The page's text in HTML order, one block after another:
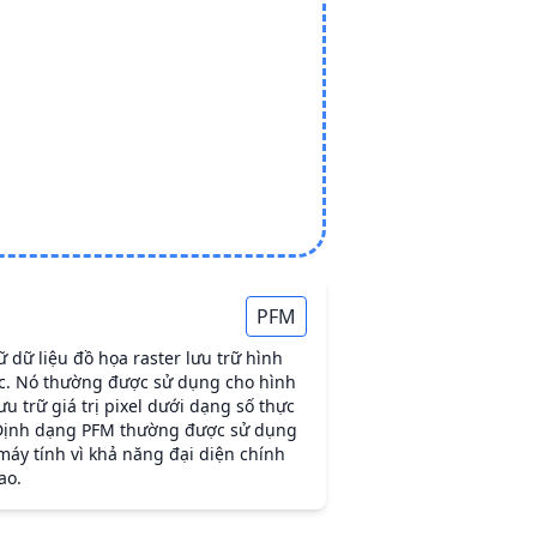
PFM
dữ liệu đồ họa raster lưu trữ hình
Nó thường được sử dụng cho hình
trữ giá trị pixel dưới dạng số thực
dạng PFM thường được sử dụng
tính vì khả năng đại diện chính